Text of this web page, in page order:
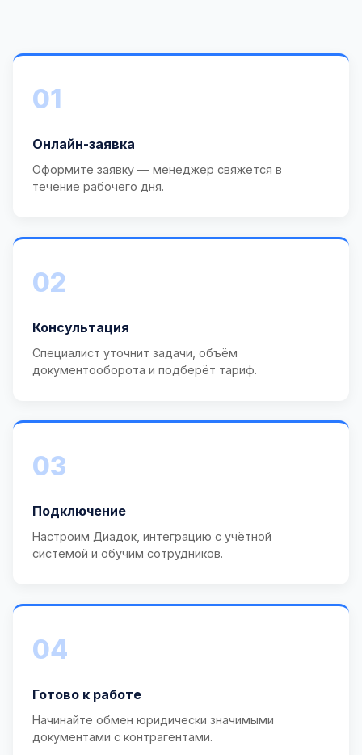
01
Онлайн-заявка
Оформите заявку — менеджер свяжется в
течение рабочего дня.
02
Консультация
Специалист уточнит задачи, объём
документооборота и подберёт тариф.
03
Подключение
Настроим Диадок, интеграцию с учётной
системой и обучим сотрудников.
04
Готово к работе
Начинайте обмен юридически значимыми
документами с контрагентами.